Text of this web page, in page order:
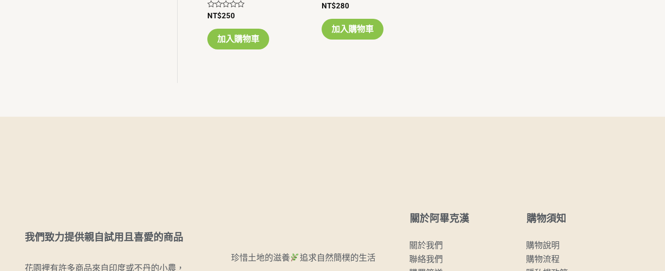
評
滿
分
5
NT$250
加入購物車
評
滿
分
5
NT$280
加入購物車
我們致力提供親自試用且喜愛的商品
花園裡有許多商品來自印度或不丹的小農，
珍惜土地的滋養 追求自然簡樸的生活
關於阿畢克漢
關於我們
聯絡我們
購物須知
購物說明
購物流程